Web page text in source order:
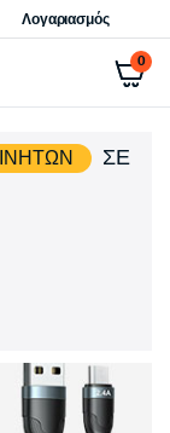
Λογαριασμός
0
ΣΕ